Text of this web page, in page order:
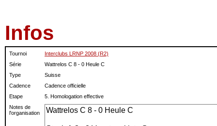
Infos
Tournoi
Interclubs LRNP 2008 (R2)
Série
Wattrelos C 8 - 0 Heule C
Type
Suisse
Cadence
Cadence officielle
Etape
5. Homologation effective
Notes de
l'organisation